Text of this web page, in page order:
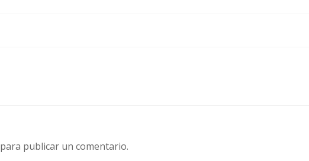
para publicar un comentario.